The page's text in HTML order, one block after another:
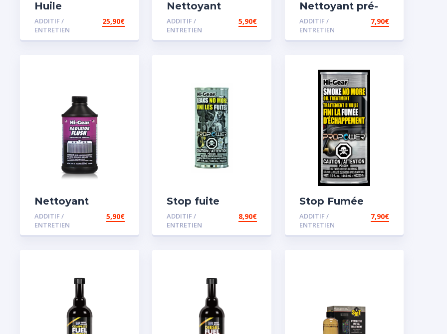
Huile
Remétallisant
Moteur SMT2
ADDITIF /
ENTRETIEN
25,90€
Nettoyant
injecteur diesel
ADDITIF /
ENTRETIEN
5,90€
Nettoyant pré-
vidange
ADDITIF /
ENTRETIEN
7,90€
Nettoyant
radiateur
ADDITIF /
ENTRETIEN
5,90€
Stop fuite
moteur
ADDITIF /
ENTRETIEN
8,90€
Stop Fumée
ADDITIF /
ENTRETIEN
7,90€